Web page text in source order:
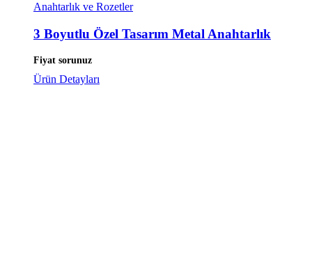
Anahtarlık ve Rozetler
3 Boyutlu Özel Tasarım Metal Anahtarlık
Fiyat sorunuz
Ürün Detayları